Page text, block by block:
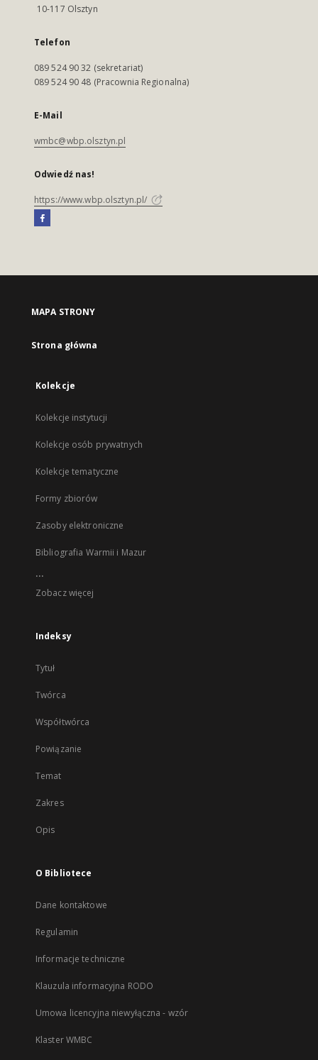
10-117 Olsztyn
Telefon
089 524 90 32 (sekretariat)
089 524 90 48 (Pracownia Regionalna)
E-Mail
wmbc@wbp.olsztyn.pl
Odwiedź nas!
https://www.wbp.olsztyn.pl/
MAPA STRONY
Strona główna
Kolekcje
Kolekcje instytucji
Kolekcje osób prywatnych
Kolekcje tematyczne
Formy zbiorów
Zasoby elektroniczne
Bibliografia Warmii i Mazur
...
Zobacz więcej
Indeksy
Tytuł
Twórca
Współtwórca
Powiązanie
Temat
Zakres
Opis
O Bibliotece
Dane kontaktowe
Regulamin
Informacje techniczne
Klauzula informacyjna RODO
Umowa licencyjna niewyłączna - wzór
Klaster WMBC